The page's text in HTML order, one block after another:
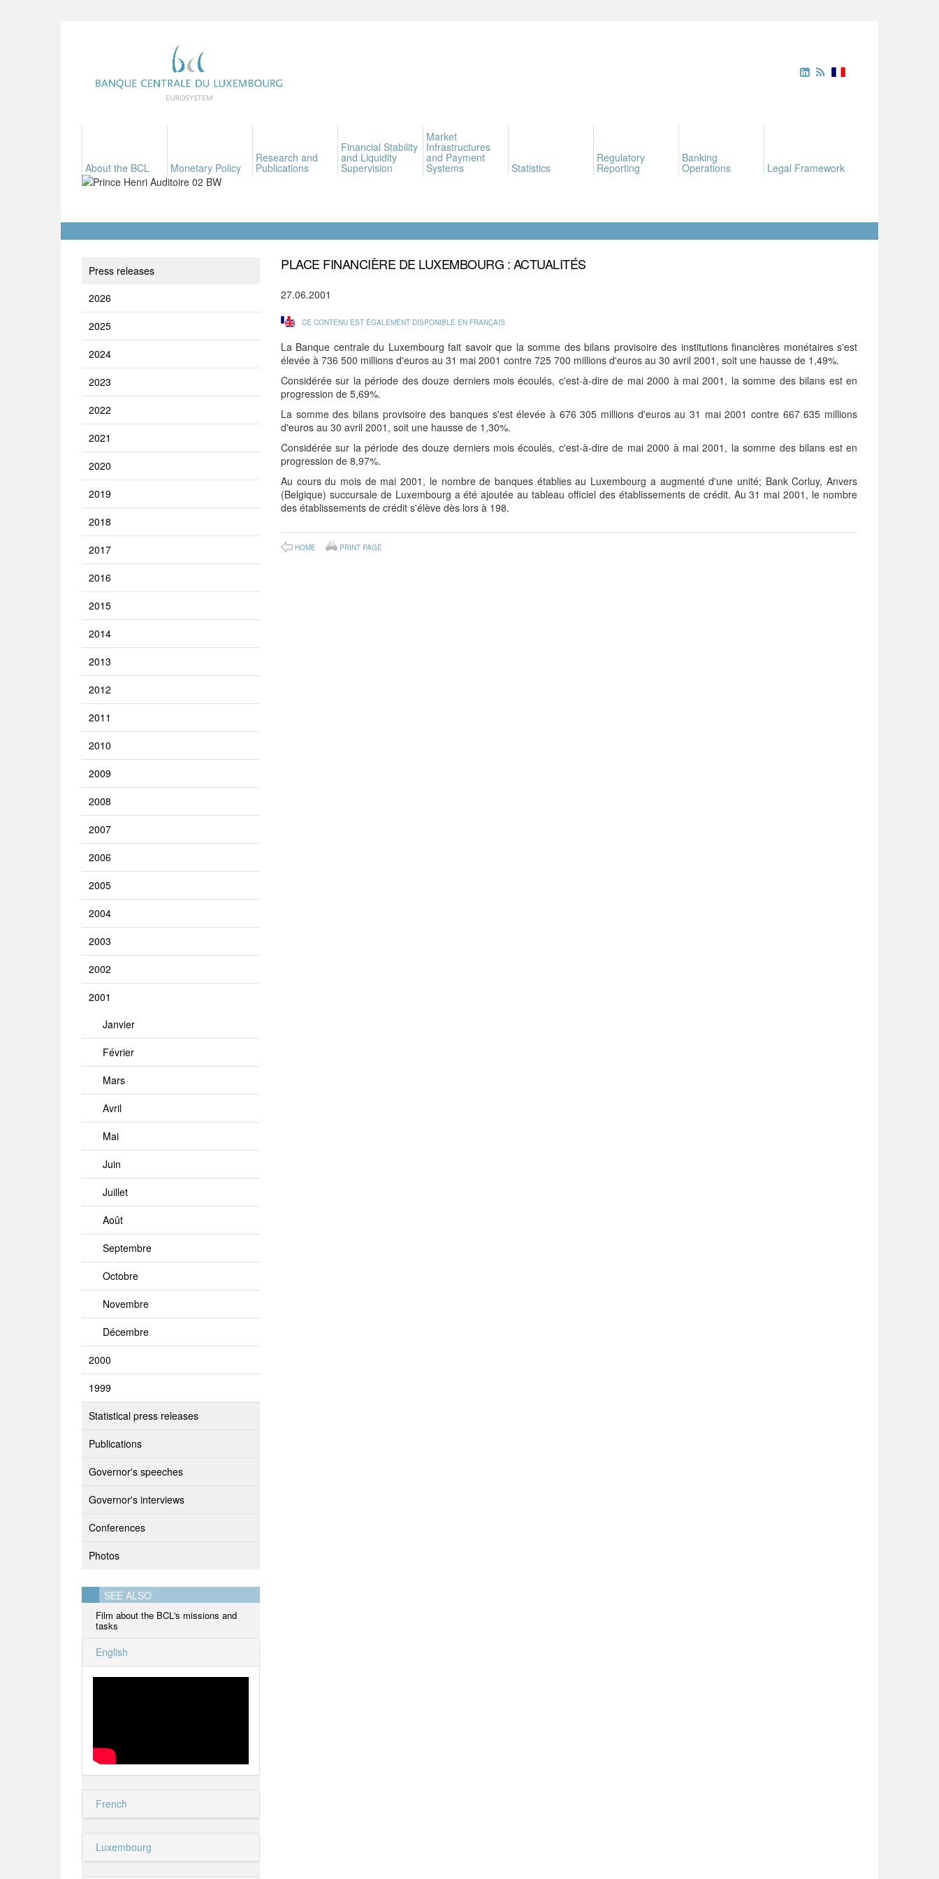
About the BCL Monetary Policy
Research and
Publications
Financial Stability
and Liquidity
Supervision
Market
Infrastructures
and Payment
Systems Statistics
Regulatory
Reporting
Banking
Operations Legal Framework
Press releases
2026
2025
2024
2023
2022
2021
2020
2019
2018
2017
2016
2015
2014
2013
2012
2011
2010
2009
2008
2007
2006
2005
2004
2003
2002
2001
Janvier
Février
Mars
Avril
Mai
Juin
Juillet
Août
Septembre
Octobre
Novembre
Décembre
2000
1999
Statistical press releases
Publications
Governor's speeches
Governor's interviews
Conferences
Photos
SEE ALSO
Film about the BCL's missions and
tasks
English
French
Luxembourg
PLACE FINANCIÈRE DE LUXEMBOURG : ACTUALITÉS
27.06.2001
CE CONTENU EST ÉGALEMENT DISPONIBLE EN FRANÇAIS
La Banque centrale du Luxembourg fait savoir que la somme des bilans provisoire des institutions financières monétaires s'est
élevée à 736 500 millions d'euros au 31 mai 2001 contre 725 700 millions d'euros au 30 avril 2001, soit une hausse de 1,49%.
Considérée sur la période des douze derniers mois écoulés, c'est-à-dire de mai 2000 à mai 2001, la somme des bilans est en
progression de 5,69%.
La somme des bilans provisoire des banques s'est élevée à 676 305 millions d'euros au 31 mai 2001 contre 667 635 millions
d'euros au 30 avril 2001, soit une hausse de 1,30%.
Considérée sur la période des douze derniers mois écoulés, c'est-à-dire de mai 2000 à mai 2001, la somme des bilans est en
progression de 8,97%.
Au cours du mois de mai 2001, le nombre de banques établies au Luxembourg a augmenté d'une unité; Bank Corluy, Anvers
(Belgique) succursale de Luxembourg a été ajoutée au tableau officiel des établissements de crédit. Au 31 mai 2001, le nombre
des établissements de crédit s'élève dès lors à 198.
HOME PRINT PAGE